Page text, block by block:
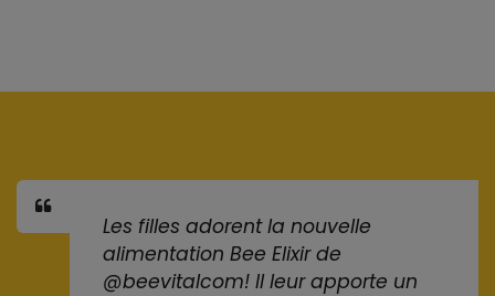
​Les filles adorent la nouvelle
alimentation Bee Elixir de
@beevitalcom! Il leur apporte un